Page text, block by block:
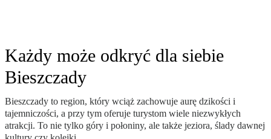
Każdy może odkryć dla siebie
Bieszczady
Bieszczady to region, który wciąż zachowuje aurę dzikości i
tajemniczości, a przy tym oferuje turystom wiele niezwykłych
atrakcji. To nie tylko góry i połoniny, ale także jeziora, ślady dawnej